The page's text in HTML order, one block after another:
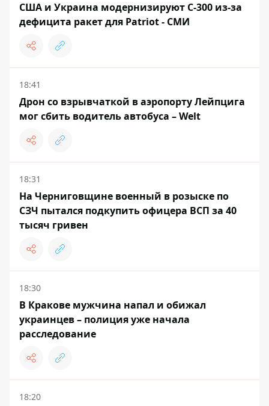
США и Украина модернизируют С-300 из-за
дефицита ракет для Patriot - СМИ
18:41
Дрон со взрывчаткой в ​​аэропорту Лейпцига
мог сбить водитель автобуса – Welt
18:31
На Черниговщине военный в розыске по
СЗЧ пытался подкупить офицера ВСП за 40
тысяч гривен
18:30
В Кракове мужчина напал и обижал
украинцев – полиция уже начала
расследование
18:20